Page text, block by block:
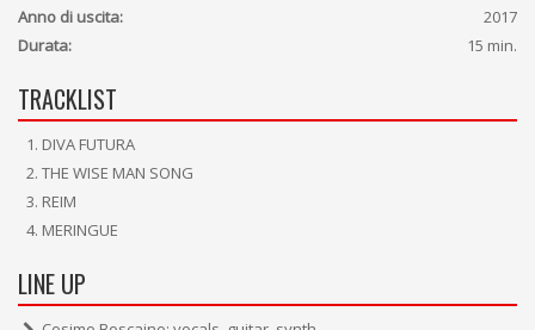
Anno di uscita:
2017
Durata:
15 min.
TRACKLIST
DIVA FUTURA
THE WISE MAN SONG
REIM
MERINGUE
LINE UP